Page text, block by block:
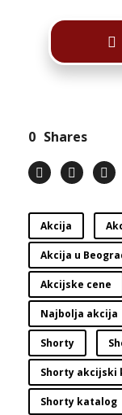
0 Shares
Akcija
Akcija u
Akcijske cene
Najbolja akcija
Shorty
Shorty akcijski
Shorty katalog